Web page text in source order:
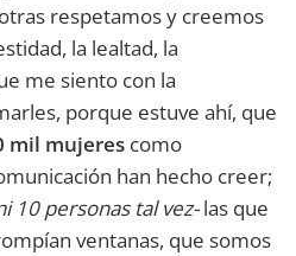
respetamos y creemos
la lealtad, la
me siento con la
porque estuve ahí, que
mil mujeres como
han hecho creer;
10 personas tal vez-las que
ventanas, que somos